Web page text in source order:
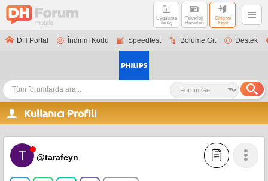
Uygulama
ile Aç
Teknoloji
Haberleri
Giriş ve
Kayıt
DH Portal İndirim Kodu Speedtest Bölüme Git Destek
Kullanıcı Profili
T @tarafeyn